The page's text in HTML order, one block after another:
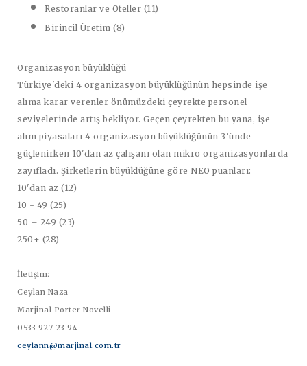
Restoranlar ve Oteller (11)
Birincil Üretim (8)
Organizasyon büyüklüğü
Türkiye'deki 4 organizasyon büyüklüğünün hepsinde işe
alıma karar verenler önümüzdeki çeyrekte personel
seviyelerinde artış bekliyor. Geçen çeyrekten bu yana, işe
alım piyasaları 4 organizasyon büyüklüğünün 3'ünde
güçlenirken 10'dan az çalışanı olan mikro organizasyonlarda
zayıfladı. Şirketlerin büyüklüğüne göre NEO puanları:
10'dan az (12)
10 - 49 (25)
50 – 249 (23)
250+ (28)
İletişim:
Ceylan Naza
Marjinal Porter Novelli
0533 927 23 94
ceylann@marjinal.com.tr